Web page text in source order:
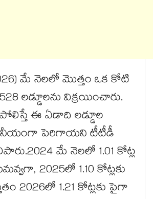
మే నెలలో మొత్తం ఒక కోటి
లడ్డూలను విక్రయించారు.
ఈ ఏడాది లడ్డూల
పెరిగాయని టీటీడీ
మే నెలలో 1.01 కోట్ల
2025లో 1.10 కోట్లకు
2026లో 1.21 కోట్లకు పైగా